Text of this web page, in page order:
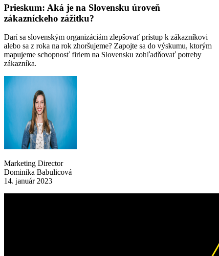
Prieskum: Aká je na Slovensku úroveň
zákazníckeho zážitku?
Darí sa slovenským organizáciám zlepšovať prístup k zákazníkovi
alebo sa z roka na rok zhoršujeme? Zapojte sa do výskumu, ktorým
mapujeme schopnosť firiem na Slovensku zohľadňovať potreby
zákazníka.
Marketing Director
Dominika Babulicová
14. január 2023